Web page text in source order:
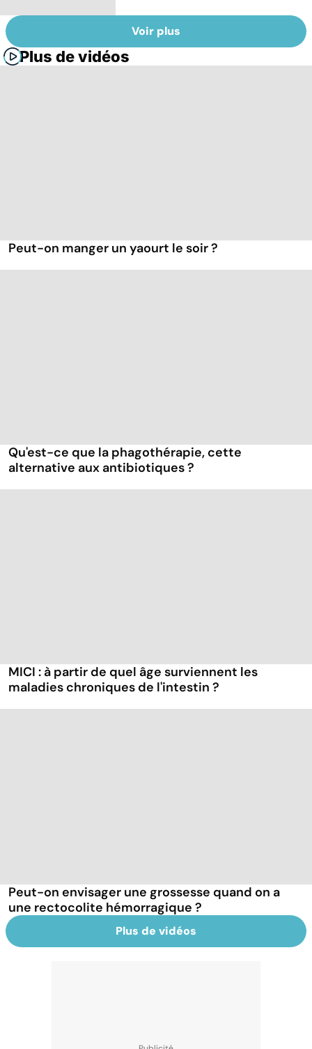
Voir plus
Plus de vidéos
Peut-on manger un yaourt le soir ?
Qu'est-ce que la phagothérapie, cette
alternative aux antibiotiques ?
MICI : à partir de quel âge surviennent les
maladies chroniques de l'intestin ?
Peut-on envisager une grossesse quand on a
une rectocolite hémorragique ?
Plus de vidéos